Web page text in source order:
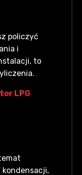
policzyć
i
to
LPG